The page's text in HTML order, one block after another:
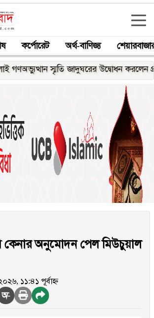
কর্পোরেট অর্থ-বাণিজ্য
স্মৃতি জাদুঘরের উদ্বোধন করলেন প্রধানমন্ত্রী
কেনার অনুমোদন পেল মিউচুয়াল
১১:৪১ পূর্বাহ্ন
অ-